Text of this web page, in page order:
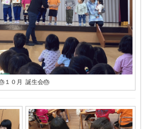
１０月 誕生会🎂